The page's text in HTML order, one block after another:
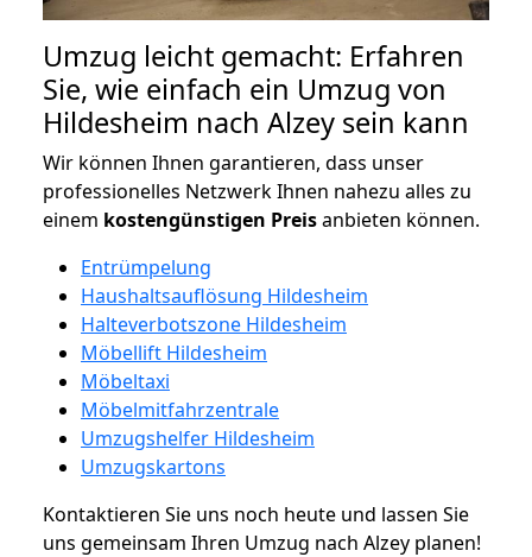
Umzug leicht gemacht: Erfahren
Sie, wie einfach ein Umzug von
Hildesheim nach Alzey sein kann
Wir können Ihnen garantieren, dass unser
professionelles Netzwerk Ihnen nahezu alles zu
einem kostengünstigen Preisanbieten können.
Entrümpelung
Haushaltsauflösung Hildesheim
Halteverbotszone Hildesheim
Möbellift Hildesheim
Möbeltaxi
Möbelmitfahrzentrale
Umzugshelfer Hildesheim
Umzugskartons
Kontaktieren Sie uns noch heute und lassen Sie
uns gemeinsam Ihren Umzug nach Alzey planen!